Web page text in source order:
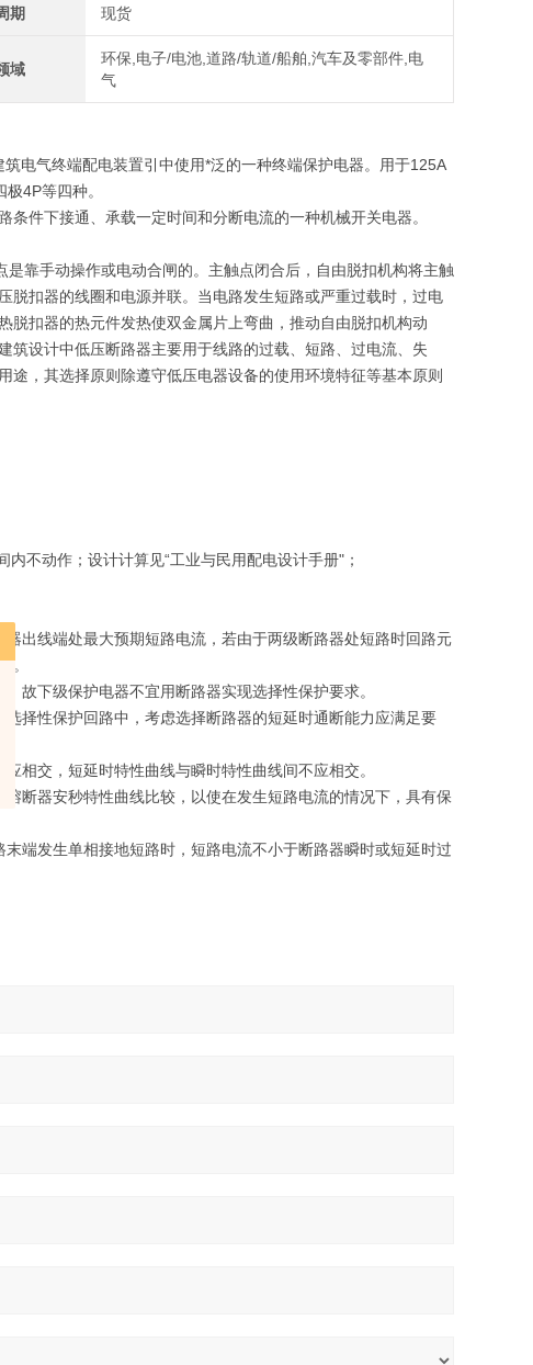
期 现货
域
环保,电子/电池,道路/轨道/船舶,汽车及零部件,电
气
电气终端配电装置引中使用*泛的一种终端保护电器。用于125A
4P等四种。
件下接通、承载一定时间和分断电流的一种机械开关电器。
靠手动操作或电动合闸的。主触点闭合后，自由脱扣机构将主触
脱扣器的线圈和电源并联。当电路发生短路或严重过载时，过电
扣器的热元件发热使双金属片上弯曲，推动自由脱扣机构动
设计中低压断路器主要用于线路的过载、短路、过电流、失
，其选择原则除遵守低压电器设备的使用环境特征等基本原则
不动作；设计计算见“工业与民用配电设计手册"；
出线端处最大预期短路电流，若由于两级断路器处短路时回路元
。
故下级保护电器不宜用断路器实现选择性保护要求。
择性保护回路中，考虑选择断路器的短延时通断能力应满足要
相交，短延时特性曲线与瞬时特性曲线间不应相交。
断器安秒特性曲线比较，以使在发生短路电流的情况下，具有保
端发生单相接地短路时，短路电流不小于断路器瞬时或短延时过